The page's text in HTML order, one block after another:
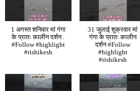
1 अगस्त शनिवार मां गंगा
के प्रातः कालीन दर्शन .
#Follow #highlight
#rishikesh
31 जुलाई शुक्रवार मां
गंगा के प्रातः कालीन
दर्शन #Follow
#highlight
#rishikesh